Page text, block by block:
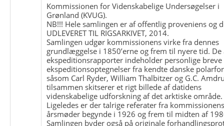
Kommissionen for Videnskabelige Undersøgelser i
Grønland (KVUG).
NB!!! Hele samlingen er af offentlig proveniens og
UDLEVERET TIL RIGSARKIVET, 2014.
Samlingen udgør kommissionens virke fra dennes
grundlæggelse i 1850’erne og frem til nyere tid.
ekspeditionsrapporter indeholder personlige breve
ekspeditionsoptegnelser fra kendte danske
såsom Carl Ryder, William Thalbitzer og G.C.
tilsammen skitserer et rigt billede af datidens
videnskabelige udforskning af det arktiske område.
Ligeledes er der talrige referater fra
årsmøder begynde i 1926 og frem til midten af
Samlingen byder også på originale